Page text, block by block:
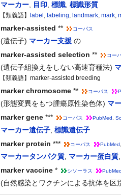
マーカー 目印 標識 標識形質
【類義語】 label , labeling, landmark, mark,
marker-assisted ** コーパス
(遺伝子) マーカー支援 の
marker-assisted selection ** コー
(遺伝子組換えをしない高速育種法)
【類義語】marker-assisted breeding
marker chromosome ** コーパス
(形態変異をもつ腫瘍原性染色体) マ
marker gene *** コーパス PubMed
マーカー遺伝子 標識遺伝子
marker protein *** コーパス PubMed
マーカータンパク質 マーカー蛋白質
marker vaccine * シソーラス PubMed
(自然感染とワクチンによる抗体を区